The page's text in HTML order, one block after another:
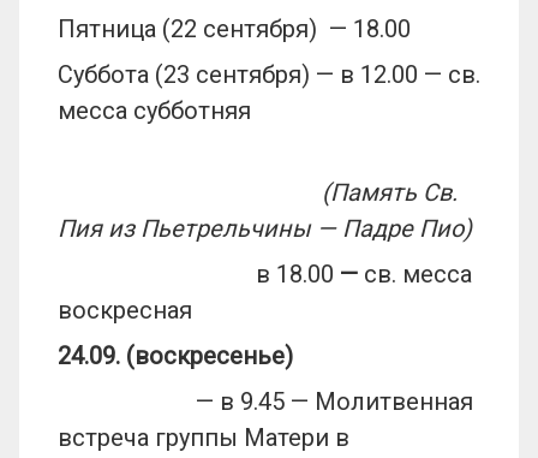
Пятница (22 сентября) — 18.00
Суббота (23 сентября) — в 12.00 — св.
месса субботняя
(Память Св.
Пия из Пьетрельчины — Падре Пио)
в 18.00 — св. месса
воскресная
24.09. (воскресенье)
— в 9.45 — Молитвенная
встреча группы Матери в